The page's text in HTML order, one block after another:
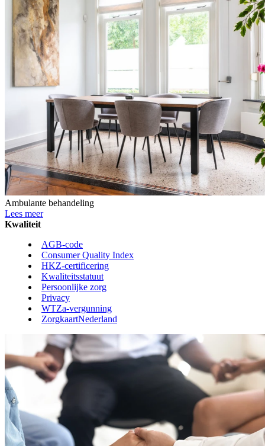
Ambulante behandeling
Lees meer
Kwaliteit
AGB-code
Consumer Quality Index
HKZ-certificering
Kwaliteitsstatuut
Persoonlijke zorg
Privacy
WTZa-vergunning
ZorgkaartNederland